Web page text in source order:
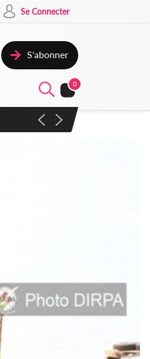
Se Connecter
S'abonner
0